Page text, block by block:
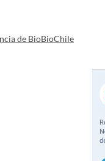
de BioBioChile